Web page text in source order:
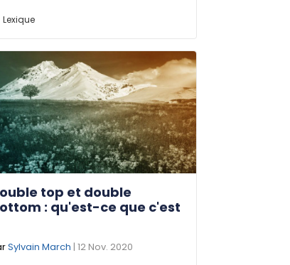
Lexique
top et double
: qu'est-ce que c'est
Sylvain March | 12 Nov. 2020